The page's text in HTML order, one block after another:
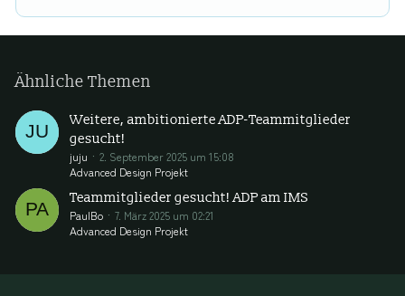
Ähnliche Themen
Weitere, ambitionierte ADP-Teammitglieder
gesucht!
juju
2. September 2025 um 15:08
Advanced Design Projekt
Teammitglieder gesucht! ADP am IMS
PaulBo
7. März 2025 um 02:21
Advanced Design Projekt